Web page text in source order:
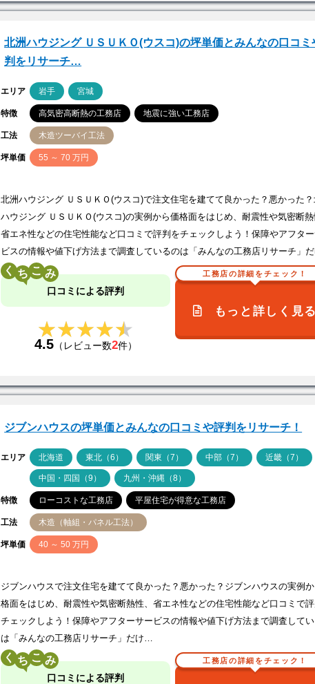
北洲ハウジング ＵＳＵＫＯ(ウスコ)の坪単価とみんなの口コミ
判をリサーチ…
エリア 岩手 宮城
特徴 高気密高断熱の工務店 地震に強い工務店
工法 木造ツーバイ工法
坪単価 55 ～ 70 万円
北洲ハウジング ＵＳＵＫＯ(ウスコ)で注文住宅を建てて良かった？悪かった？
ハウジング ＵＳＵＫＯ(ウスコ)の実例から価格面をはじめ、耐震性や気密断熱
省エネ性などの住宅性能など口コミで評判をチェックしよう！保障やアフタ
ビスの情報や値下げ方法まで調査しているのは「みんなの工務店リサーチ」
く こ
口コミによる評判
★★★★★
★★★★★
4.5（レビュー数2件）
工務店の詳細をチェック！
もっと詳しく見る
ジブンハウスの坪単価とみんなの口コミや評判をリサーチ！
エリア 北海道 東北（6） 関東（7） 中部（7） 近畿（7）
中国・四国（9） 九州・沖縄（8）
特徴 ローコストな工務店 平屋住宅が得意な工務店
工法 木造（軸組・パネル工法）
坪単価 40 ～ 50 万円
ジブンハウスで注文住宅を建てて良かった？悪かった？ジブンハウスの実例
格面をはじめ、耐震性や気密断熱性、省エネ性などの住宅性能など口コミで
チェックしよう！保障やアフターサービスの情報や値下げ方法まで調査して
は「みんなの工務店リサーチ」だけ…
く こ
口コミによる評判
工務店の詳細をチェック！